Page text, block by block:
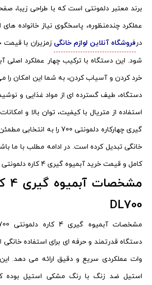
برند معتبر دلمونتی است که با طراحی زیبا،
عملکرد چندمنظوره، پاسخگوی نیاز خانواده
درفروشگاه آنلاین لوازم خانگی زمزیران با
شود. این دستگاه با ترکیب چهار عملکرد اصلی
خرد کردن و آسیاب کردن، به شما این امکان را
دستگاه، طیف گسترده ای از مواد غذایی و
استفاده از متریال با کیفیت، توان بالا و
گیری چهارکاره دلمونتی 700 را
خانگی تبدیل کرده است. در ادامه مطلب با ما
کامل و قیمت خرید آبمیوه گیری 4 کاره دلمونتی 700 می پردازیم.
DL700
وات عملکردی سریع و دقیق ارائه می دهد. این
استیل ضد زنگ با رنگ مشکی استیل بوده که